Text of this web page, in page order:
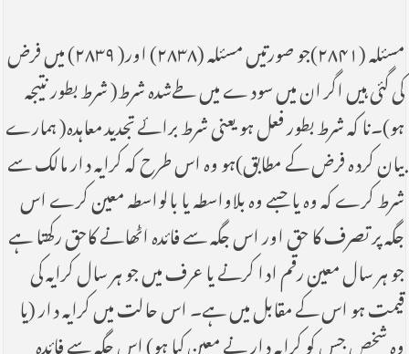
مسئلہ (۲۸۴۱)جو صورتیں مسئلہ (۲۸۳۸) اور( ۲۸۳۹) میں فرض
کی گئی ہیں اگر ان میں سودے میں طےشدہ شرط( شرط بطور نتیجہ
ہو)۔نا کہ شرط بطور فعل ہو یعنی شرط برائے تجدید معاہدہ( ہمارے
بیان کردہ فرض کے مطابق)ہو وہ اس طرح کہ کرایہ دار مالک سے
شرط کرے کہ وہ یا جسے وہ بلاواسطہ یا بالواسطہ معین کرے اس
جگہ پر تصرف کا حق اور اس جگہ سے فائدہ اٹھانے کاحق رکھتا ہے
جو ہر سال معین رقم ادا کرنے یا عرف میں جو ہر سال کرایہ کی
قیمت ہو اس کے مقابل میں ہے۔ اس حالت میں کرایہ دار (یا
وہ شخص جس کو کرایہ دار نے معین کیا ہو) اس جگہ سے فائدہ